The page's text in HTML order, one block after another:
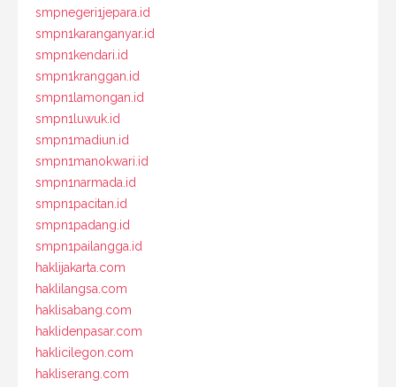
smpnegeri1jepara.id
smpn1karanganyar.id
smpn1kendari.id
smpn1kranggan.id
smpn1lamongan.id
smpn1luwuk.id
smpn1madiun.id
smpn1manokwari.id
smpn1narmada.id
smpn1pacitan.id
smpn1padang.id
smpn1pailangga.id
haklijakarta.com
haklilangsa.com
haklisabang.com
haklidenpasar.com
haklicilegon.com
hakliserang.com